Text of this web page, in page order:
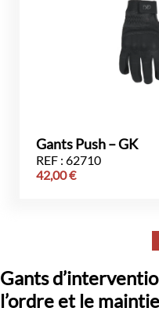
Gants Push – GK
REF : 62710
42,00€
Gants
l’ordre et le